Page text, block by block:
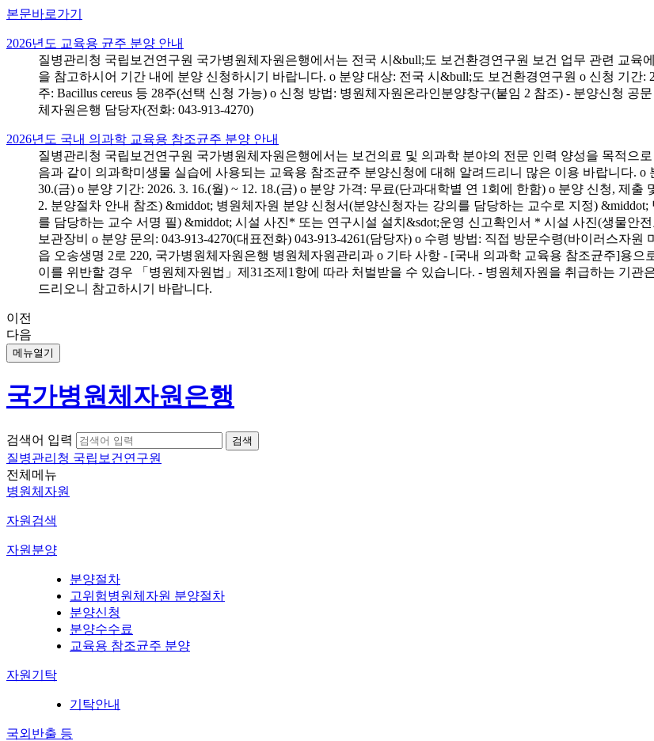
본문바로가기
2026년도 교육용 균주 분양 안내
질병관리청 국립보건연구원 국가병원체자원은행에서는 전국 시&bull;도 보건환경연구원 보건 업무 관련 교
을 참고하시어 기간 내에 분양 신청하시기 바랍니다. o 분양 대상: 전국 시&bull;도 보건환경연구원 o 신청 기간:
주: Bacillus cereus 등 28주(선택 신청 가능) o 신청 방법: 병원체자원온라인분양창구(붙임 2 참조) - 분양신청
체자원은행 담당자(전화: 043-913-4270)
2026년도 국내 의과학 교육용 참조균주 분양 안내
질병관리청 국립보건연구원 국가병원체자원은행에서는 보건의료 및 의과학 분야의 전문 인력 양성을 목적으
음과 같이 의과학미생물 실습에 사용되는 교육용 참조균주 분양신청에 대해 알려드리니 많은 이용 바랍니다. o
30.(금) o 분양 기간: 2026. 3. 16.(월) ~ 12. 18.(금) o 분양 가격: 무료(단과대학별 연 1회에 한함) o 분양 신청, 제
2. 분양절차 안내 참조) &middot; 병원체자원 분양 신청서(분양신청자는 강의를 담당하는 교수로 지정)
를 담당하는 교수 서명 필) &middot; 시설 사진* 또는 연구시설 설치&sdot;운영 신고확인서 * 시설 사진(생물안
보관장비 o 분양 문의: 043-913-4270(대표전화) 043-913-4261(담당자) o 수령 방법: 직접 방문수령(바이러스자
읍 오송생명 2로 220, 국가병원체자원은행 병원체자원관리과 o 기타 사항 - [국내 의과학 교육용 참조균주]용
이를 위반할 경우 「병원체자원법」제31조제1항에 따라 처벌받을 수 있습니다. - 병원체자원을 취급하는 기
드리오니 참고하시기 바랍니다.
이전
다음
메뉴열기
국가병원체자원은행
검색어 입력
질병관리청 국립보건연구원
전체메뉴
병원체자원
자원검색
자원분양
분양절차
고위험병원체자원 분양절차
분양신청
분양수수료
교육용 참조균주 분양
자원기탁
기탁안내
국외반출 등